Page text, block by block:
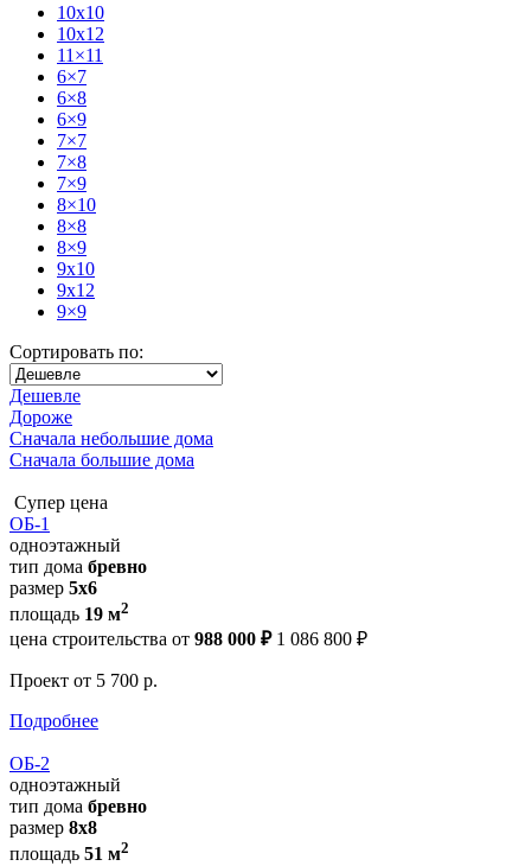
10x10
10x12
11×11
6×7
6×8
6×9
7×7
7×8
7×9
8×10
8×8
8×9
9x10
9x12
9×9
Сортировать по:
Дешевле
Дороже
Сначала небольшие дома
Сначала большие дома
Супер цена
ОБ-1
одноэтажный
тип дома бревно
размер 5x6
площадь 19 м2
цена строительства от 988 000 ₽ 1 086 800 ₽
Проект от 5 700 р.
Подробнее
ОБ-2
одноэтажный
тип дома бревно
размер 8x8
площадь 51 м2